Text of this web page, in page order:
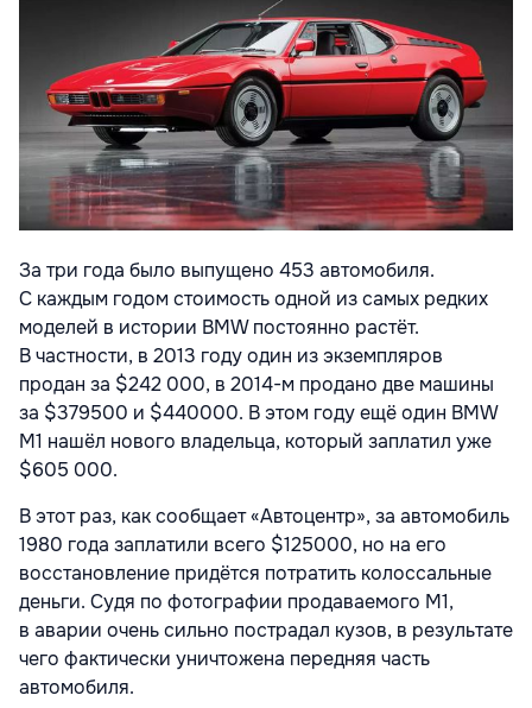
За три года было выпущено 453 автомобиля.
С каждым годом стоимость одной из самых редких
моделей в истории BMW постоянно растёт.
В частности, в 2013 году один из экземпляров
продан за $242 000, в 2014-м продано две машины
за $379500 и $440000. В этом году ещё один BMW
M1 нашёл нового владельца, который заплатил уже
$605 000.
В этот раз, как сообщает «Автоцентр», за автомобиль
1980 года заплатили всего $125000, но на его
восстановление придётся потратить колоссальные
деньги. Судя по фотографии продаваемого M1,
в аварии очень сильно пострадал кузов, в результате
чего фактически уничтожена передняя часть
автомобиля.